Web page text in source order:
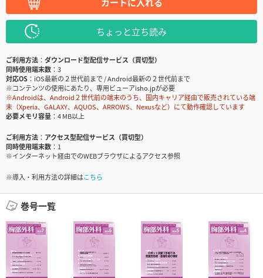
ちょっと立ち読み
ご利用方法
ダウンロード型配信サービス（買切型）
同時使用端末数
3
対応OS
iOS最新の２世代前まで / Android最新の２世代前まで
※コンテンツの使用にあたり、専用ビューアisho.jpが必要
※Androidは、Android２世代前の端末のうち、国内キャリア経由で販売されている端
末（Xperia、GALAXY、AQUOS、ARROWS、Nexusなど）にて動作確認しています
必要メモリ容量
4 MB以上
ご利用方法
アクセス型配信サービス（買切型）
同時使用端末数
1
※インターネット経由でのWEBブラウザによるアクセス参照
※導入・利用方法の詳細はこちら
巻号一覧